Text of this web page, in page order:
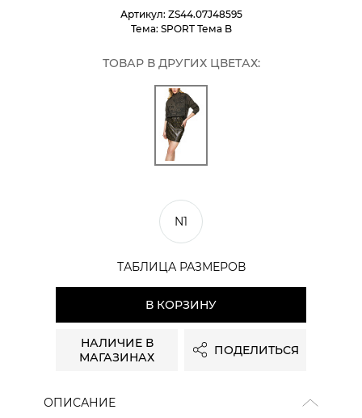
Артикул: ZS44.07J48595
Тема: SPORT Тема B
ТОВАР В ДРУГИХ ЦВЕТАХ:
N1
ТАБЛИЦА РАЗМЕРОВ
В КОРЗИНУ
НАЛИЧИЕ В
МАГАЗИНАХ
ПОДЕЛИТЬСЯ
ОПИСАНИЕ